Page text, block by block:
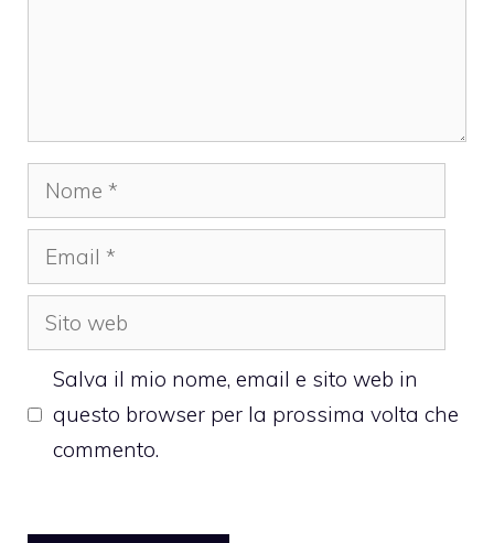
Nome
Email
Sito
web
Salva il mio nome, email e sito web in
questo browser per la prossima volta che
commento.